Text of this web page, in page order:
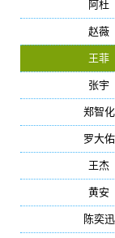
阿杜
赵薇
王菲
张宇
郑智化
罗大佑
王杰
黄安
陈奕迅